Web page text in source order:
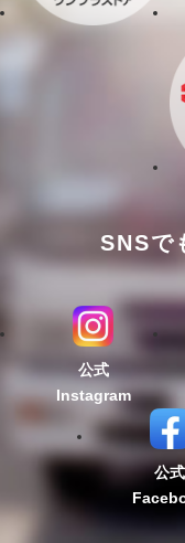
SNSで
公式
Instagram
公式